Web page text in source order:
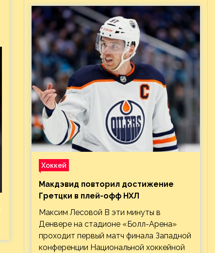
Хоккей
Макдэвид повторил достижение
Гретцки в плей-офф НХЛ
Максим Лесовой В эти минуты в
Денвере на стадионе «Болл-Арена»
проходит первый матч финала Западной
конференции Национальной хоккейной